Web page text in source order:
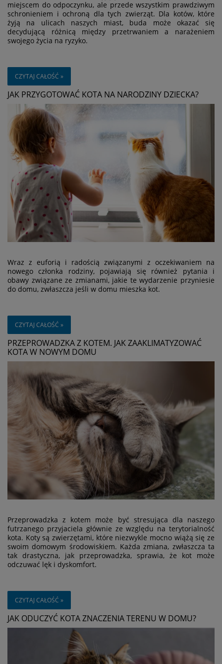
miejscem do odpoczynku, ale przede wszystkim prawdziwym
schronieniem i ochroną dla tych zwierząt. Dla kotów, które
żyją na ulicach naszych miast, buda może okazać się
decydującą różnicą między przetrwaniem a narażeniem
swojego życia na ryzyko.
CZYTAJ CAŁOŚĆ »
JAK PRZYGOTOWAĆ KOTA NA NARODZINY DZIECKA?
Wraz z euforią i radością związanymi z oczekiwaniem na
nowego członka rodziny, pojawiają się również pytania i
obawy związane ze zmianami, jakie te wydarzenie przyniesie
do domu, zwłaszcza jeśli w domu mieszka kot.
CZYTAJ CAŁOŚĆ »
PRZEPROWADZKA Z KOTEM. JAK ZAAKLIMATYZOWAĆ
KOTA W NOWYM DOMU
Przeprowadzka z kotem może być stresująca dla naszego
futrzanego przyjaciela głównie ze względu na terytorialność
kota. Koty są zwierzętami, które niezwykle mocno wiążą się ze
swoim domowym środowiskiem. Każda zmiana, zwłaszcza ta
tak drastyczna, jak przeprowadzka, sprawia, że kot może
odczuwać lęk i dyskomfort.
CZYTAJ CAŁOŚĆ »
JAK ODUCZYĆ KOTA ZNACZENIA TERENU W DOMU?